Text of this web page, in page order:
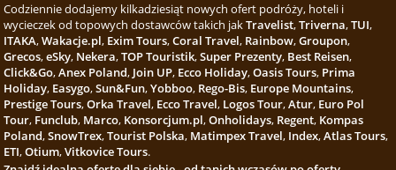
Codziennie dodajemy kilkadziesiąt nowych ofert podróży, hoteli i
wycieczek od topowych dostawców takich jakTravelist,Triverna,TUI,
ITAKA,Wakacje.pl, Exim Tours,Coral Travel, Rainbow,Groupon,
Grecos,eSky, Nekera,TOP Touristik,Super Prezenty, Best Reisen,
Click&Go,Anex Poland, Join UP, Ecco Holiday,Oasis Tours, Prima
Holiday, Easygo,Sun&Fun,Yobboo, Rego-Bis, Europe Mountains,
Prestige Tours,Orka Travel, Ecco Travel, Logos Tour,Atur, Euro Pol
Tour, Funclub, Marco, Konsorcjum.pl,Onholidays, Regent, Kompas
Poland,SnowTrex,Tourist Polska, Matimpex Travel, Index,Atlas Tours,
ETI,Otium,Vitkovice Tours.